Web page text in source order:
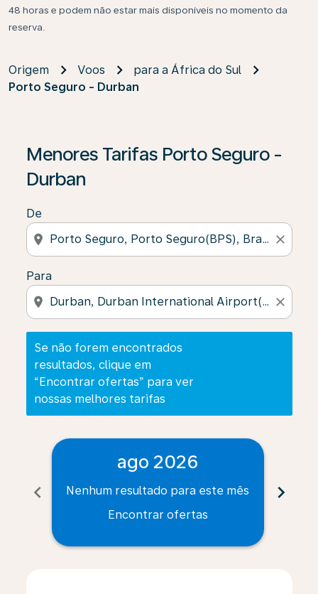
48 horas e podem não estar mais disponíveis no momento da
reserva.
Origem Voos
para a África do Sul
Porto Seguro - Durban
Menores Tarifas Porto Seguro -
Durban
De
location_on close
Para
location_on close
Se não forem encontrados
resultados, clique em
“Encontrar ofertas” para ver
nossas melhores tarifas
Se não forem encontrados resultados, clique em
chevron_left
ago 2026
Nenhum resultado para este mês
Encontrar ofertas
chevron_right